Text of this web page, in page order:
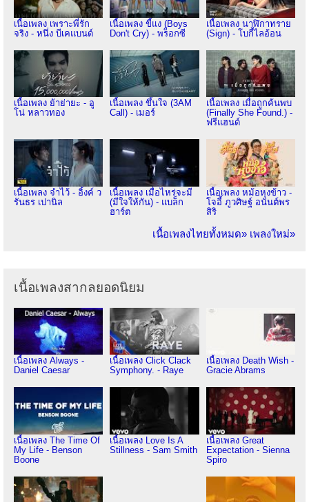
เนื้อเพลง เพราะพี่รัก
จริง - หนึ่ง บีเคแบนด์
เนื้อเพลง ขี้แง (Boys
Don't Cry) - พร็อกซี
เนื้อเพลง นาฬิกาทราย
(Sign) - โบกี้ไลอ้อน
เนื้อเพลง ย้าย่ายะ - อู
โน่ หลาวทอง
เนื้อเพลง ขึ้นใจ (3AM
Call) - เมอร์
เนื้อเพลง เมื่อถูกค้นพบ
(Finally She Found.) -
ฟรีแฮนด์
เนื้อเพลง จำไว้ - อิ้งค์ ว
รันธร เปานิล
เนื้อเพลง เมื่อไหร่จะมี
(มีใจให้กัน) - แบล็ก
ฮาร์ต
เนื้อเพลง หม้อหุงข้าว -
โจอี้ ภูวศิษฐ์ อนันต์พร
สิริ
เนื้อเพลงไทยทั้งหมด» เพลงใหม่»
เนื้อเพลงสากลยอดนิยม
เนื้อเพลง Always -
Daniel Caesar
เนื้อเพลง Click Clack
Symphony. - Raye
เนื้อเพลง Death Wish -
Gracie Abrams
เนื้อเพลง The Time Of
My Life - Benson
Boone
เนื้อเพลง Love Is A
Stillness - Sam Smith
เนื้อเพลง Great
Expectation - Sienna
Spiro